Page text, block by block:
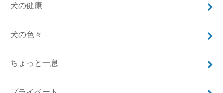
犬の健康
犬の色々
ちょっと一息